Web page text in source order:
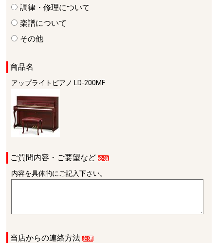
調律・修理について
楽譜について
その他
商品名
アップライトピアノ LD-200MF
ご質問内容・ご要望など
内容を具体的にご記入下さい。
当店からの連絡方法